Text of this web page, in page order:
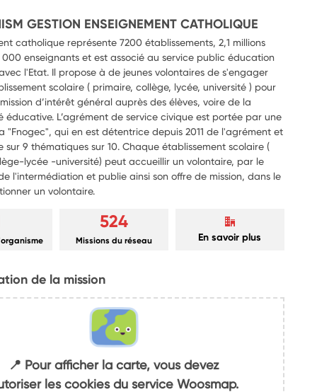
GESTION ENSEIGNEMENT CATHOLIQUE
catholique représente 7200 établissements, 2,1 millions
000 enseignants et est associé au service public éducation
l'Etat. Il propose à de jeunes volontaires de s'engager
scolaire ( primaire, collège, lycée, université ) pour
d’intérêt général auprès des élèves, voire de la
éducative. L’agrément de service civique est portée par une
"Fnogec", qui en est détentrice depuis 2011 de l'agrément et
sur 9 thématiques sur 10. Chaque établissement scolaire (
lycée -université) peut accueillir un volontaire, par le
l'intermédiation et publie ainsi son offre de mission, dans le
un volontaire.
524
Missions du réseau En savoir plus
de la mission
📍 Pour afficher la carte, vous devez
les cookies du service Woosmap.